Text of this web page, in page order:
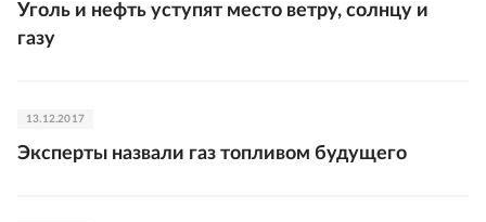
Уголь и нефть уступят место ветру, солнцу и
газу
13.12.2017
Эксперты назвали газ топливом будущего